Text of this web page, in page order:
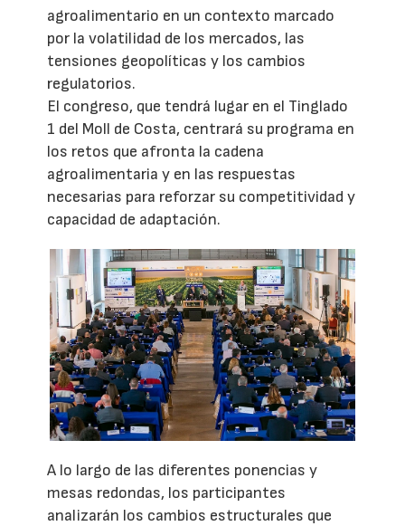
agroalimentario en un contexto marcado
por la volatilidad de los mercados, las
tensiones geopolíticas y los cambios
regulatorios.
El congreso, que tendrá lugar en el Tinglado
1 del Moll de Costa, centrará su programa en
los retos que afronta la cadena
agroalimentaria y en las respuestas
necesarias para reforzar su competitividad y
capacidad de adaptación.
A lo largo de las diferentes ponencias y
mesas redondas, los participantes
analizarán los cambios estructurales que